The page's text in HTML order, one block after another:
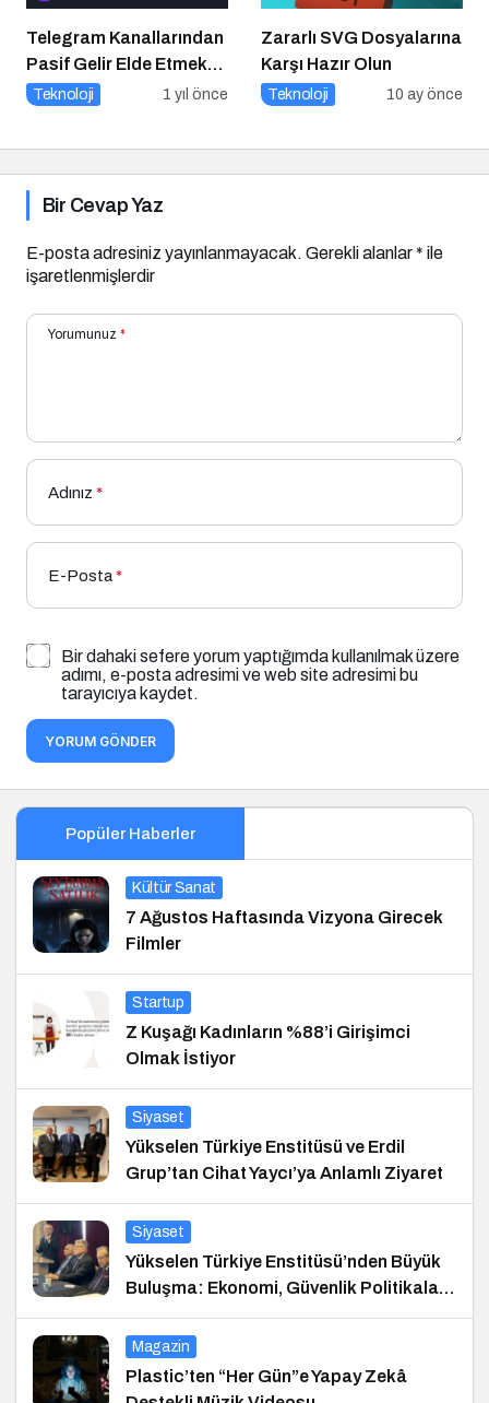
Telegram Kanallarından
Pasif Gelir Elde Etmek
Artık Mümkün
Teknoloji 1 yıl önce
Zararlı SVG Dosyalarına
Karşı Hazır Olun
Teknoloji 10 ay önce
Bir Cevap Yaz
E-posta adresiniz yayınlanmayacak. Gerekli alanlar* ile
işaretlenmişlerdir
Yorumunuz *
Adınız *
E-Posta*
Bir dahaki sefere yorum yaptığımda kullanılmak üzere
adımı, e-posta adresimi ve web site adresimi bu
tarayıcıya kaydet.
YORUM GÖNDER
Popüler Haberler
Kültür Sanat
7 Ağustos Haftasında Vizyona Girecek
Filmler
Startup
Z Kuşağı Kadınların %88’i Girişimci
Olmak İstiyor
Siyaset
Yükselen Türkiye Enstitüsü ve Erdil
Grup’tan Cihat Yaycı’ya Anlamlı Ziyaret
Siyaset
Yükselen Türkiye Enstitüsü’nden Büyük
Buluşma: Ekonomi, Güvenlik Politikaları
ve Hukuk Konferansı
Magazin
Plastic’ten “Her Gün”e Yapay Zekâ